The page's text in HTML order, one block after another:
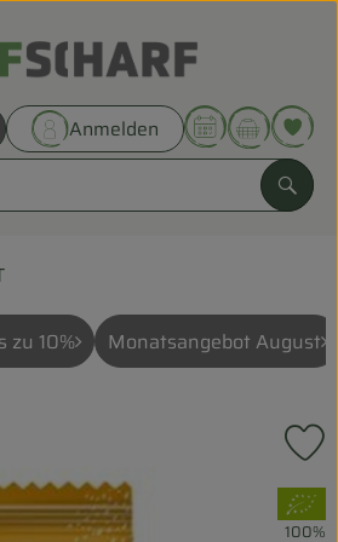
Anmelden
öffnen oder
Biokörbe
zu 10% Monatsangebot August
, Verband:
100%